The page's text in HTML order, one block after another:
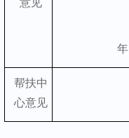
意见
年
帮扶中
心意见